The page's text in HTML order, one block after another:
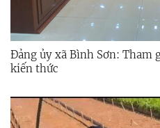
Đảng ủy xã Bình Sơn: Tham
kiến thức